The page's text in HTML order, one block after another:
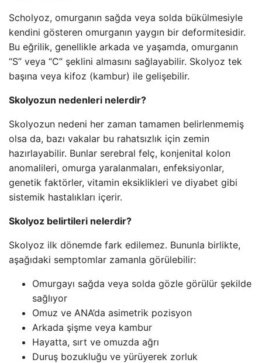
Scholyoz, omurganın sağda veya solda bükülmesiyle
kendini gösteren omurganın yaygın bir deformitesidir.
Bu eğrilik, genellikle arkada ve yaşamda, omurganın
“S” veya “C” şeklini almasını sağlayabilir. Skolyoz tek
başına veya kifoz (kambur) ile gelişebilir.
Skolyozun nedenleri nelerdir?
Skolyozun nedeni her zaman tamamen belirlenmemiş
olsa da, bazı vakalar bu rahatsızlık için zemin
hazırlayabilir. Bunlar serebral felç, konjenital kolon
anomalileri, omurga yaralanmaları, enfeksiyonlar,
genetik faktörler, vitamin eksiklikleri ve diyabet gibi
sistemik hastalıkları içerir.
Skolyoz belirtileri nelerdir?
Skolyoz ilk dönemde fark edilemez. Bununla birlikte,
aşağıdaki semptomlar zamanla görülebilir:
Omurgayı sağda veya solda gözle görülür şekilde
sağlıyor
Omuz ve ANA’da asimetrik pozisyon
Arkada şişme veya kambur
Hayatta, sırt ve omuzda ağrı
Duruş bozukluğu ve yürüyerek zorluk